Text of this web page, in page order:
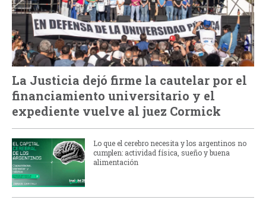
La Justicia dejó firme la cautelar por el
financiamiento universitario y el
expediente vuelve al juez Cormick
Lo que el cerebro necesita y los argentinos no
cumplen: actividad física, sueño y buena
alimentación